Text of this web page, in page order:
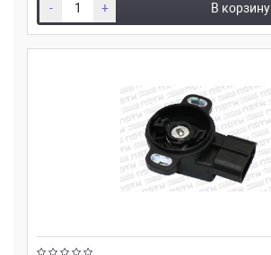
- + В корзину